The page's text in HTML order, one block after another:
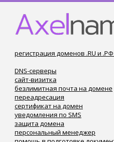
регистрация доменов .RU и
DNS-серверы
сайт-визитка
безлимитная почта на домене
переадресация
сертификат на домен
уведомления по SMS
защита домена
персональный менеджер